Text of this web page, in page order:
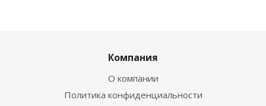
Компания
О компании
Политика конфиденциальности